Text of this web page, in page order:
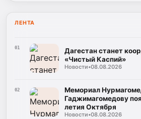
ЛЕНТА
01
Дагестан станет
«Чистый Каспий»
Новости•08.08.2026
02
Мемориал
Гаджимагомедову
летия Октября
Новости•08.08.2026